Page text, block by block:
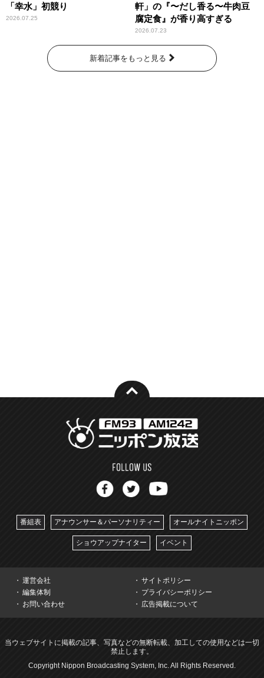
「幸水」初競り
2026.07.25
軒」の『〜だし香る〜牛肉豆
腐定食』が香り高すぎる
2026.07.23
新着記事をもっと見る
番組表 アナウンサー＆パーソナリティー オールナイトニッポン
ショウアップナイター イベント
運営会社
サイトポリシー
編集体制
プライバシーポリシー
お問い合わせ
広告掲載について
当ウェブサイトに掲載の記事、写真などの無断転載、加工しての使用などは一切
禁止します。
Copyright Nippon Broadcasting System, Inc. All Rights Reserved.